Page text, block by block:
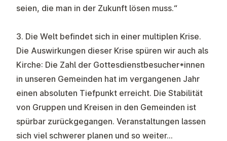
seien, die man in der Zukunft lösen muss.“
3. Die Welt befindet sich in einer multiplen Krise.
Die Auswirkungen dieser Krise spüren wir auch als
Kirche: Die Zahl der Gottesdienstbesucher*innen
in unseren Gemeinden hat im vergangenen Jahr
einen absoluten Tiefpunkt erreicht. Die Stabilität
von Gruppen und Kreisen in den Gemeinden ist
spürbar zurückgegangen. Veranstaltungen lassen
sich viel schwerer planen und so weiter…